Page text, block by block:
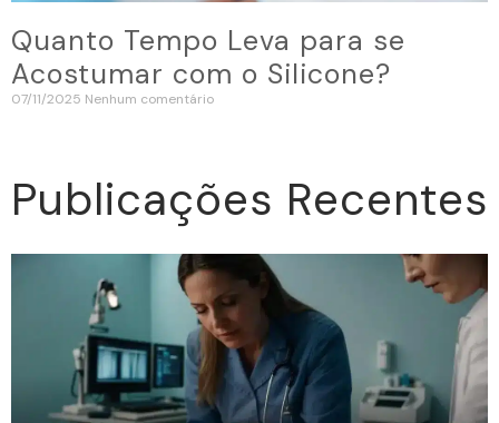
Quanto Tempo Leva para se
Acostumar com o Silicone?
07/11/2025 Nenhum comentário
Publicações Recentes